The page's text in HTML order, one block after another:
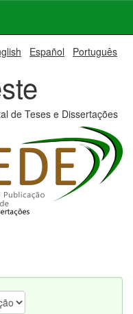
Español Português
de Teses e Dissertações